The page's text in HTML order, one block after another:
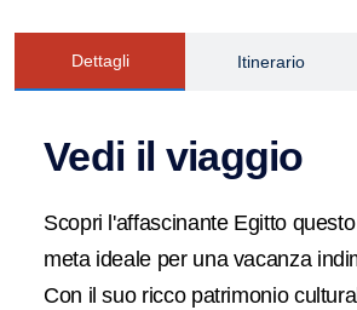
Dettagli Itinerario
Vedi il viaggio
Scopri l'affascinante Egitto
meta ideale per una vacanza
Con il suo ricco patrimonio